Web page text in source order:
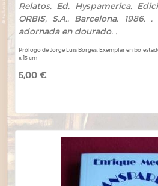
Relatos. Ed. Hyspamerica.
ORBIS, S.A.. Barcelona.
adornada en dourado. .
Prólogo de Jorge Luis Borges. Exemplar en bo
x 13 cm
5,00 €